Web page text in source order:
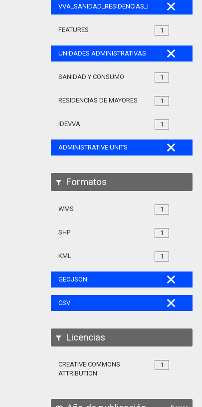
VVA_SANIDAD_RESIDENCIAS_MAYORES_105
1
FEATURES
UNIDADES ADMINISTRATIVAS
1
SANIDAD Y CONSUMO
1
RESIDENCIAS DE MAYORES
1
IDEVVA
ADMINISTRATIVE UNITS
Formatos
1
WMS
1
SHP
1
KML
GEOJSON
CSV
Licencias
1
CREATIVE COMMONS
ATTRIBUTION